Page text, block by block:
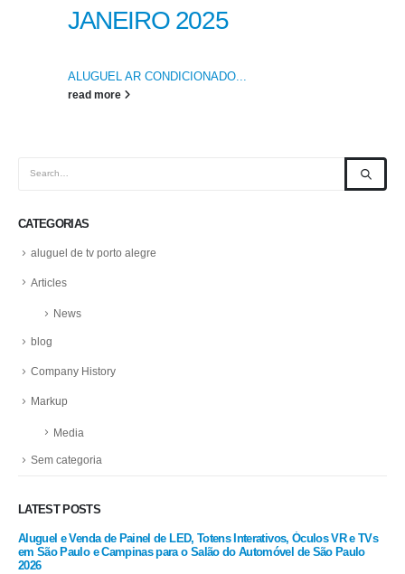
JANEIRO 2025
ALUGUEL AR CONDICIONADO...
read more
CATEGORIAS
aluguel de tv porto alegre
Articles
News
blog
Company History
Markup
Media
Sem categoria
LATEST POSTS
Aluguel e Venda de Painel de LED, Totens Interativos, Óculos VR e TVs
em São Paulo e Campinas para o Salão do Automóvel de São Paulo
2026